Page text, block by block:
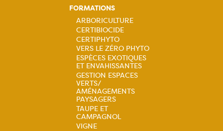
FORMATIONS
Navigation
principale
ARBORICULTURE
CERTIBIOCIDE
CERTIPHYTO
VERS LE ZÉRO PHYTO
ESPÈCES EXOTIQUES
ET ENVAHISSANTES
GESTION ESPACES
VERTS/
AMÉNAGEMENTS
PAYSAGERS
TAUPE ET
CAMPAGNOL
VIGNE